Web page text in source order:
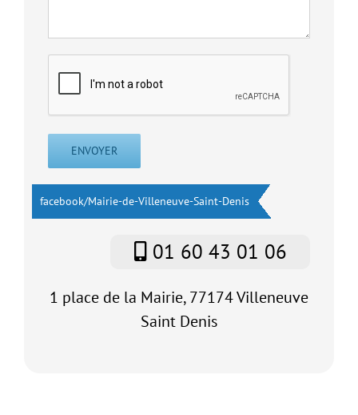
facebook/Mairie-de-Villeneuve-Saint-Denis
01 60 43 01 06
1 place de la Mairie, 77174 Villeneuve
Saint Denis